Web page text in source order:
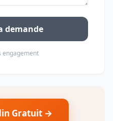
demande
engagement
Gratuit →